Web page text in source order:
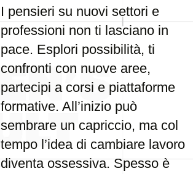
I pensieri su nuovi settori e
professioni non ti lasciano in
pace. Esplori possibilità, ti
confronti con nuove aree,
partecipi a corsi e piattaforme
formative. All’inizio può
sembrare un capriccio, ma col
tempo l’idea di cambiare lavoro
diventa ossessiva. Spesso è